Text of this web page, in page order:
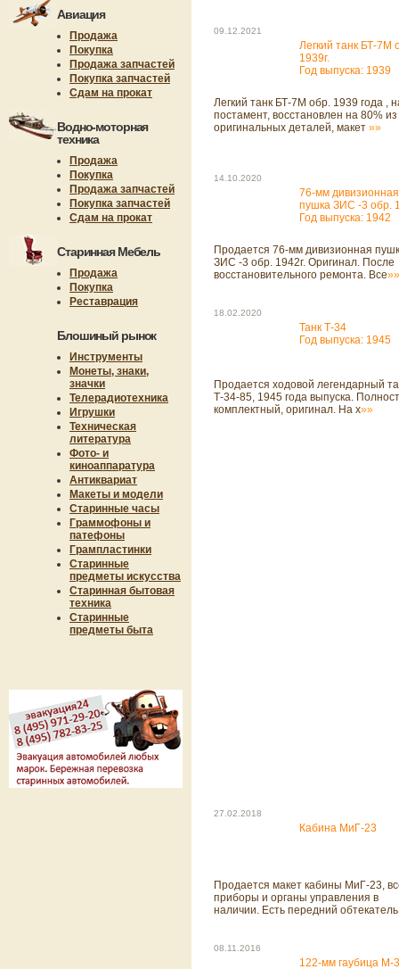
Авиация
Продажа
Покупка
Продажа запчастей
Покупка запчастей
Сдам на прокат
Водно-моторная
техника
Продажа
Покупка
Продажа запчастей
Покупка запчастей
Сдам на прокат
Старинная Мебель
Продажа
Покупка
Реставрация
Блошиный рынок
Инструменты
Монеты, знаки,
значки
Телерадиотехника
Игрушки
Техническая
литература
Фото- и
киноаппаратура
Антиквариат
Макеты и модели
Старинные часы
Граммофоны и
патефоны
Грампластинки
Старинные
предметы искусства
Старинная бытовая
техника
Старинные
предметы быта
09.12.2021
Легкий танк БТ-7М
1939г.
Год выпуска: 1939
Легкий танк БТ-7М обр. 1939 года ,
постамент, восстановлен на 80% из
оригинальных деталей, макет »»
14.10.2020
76-мм дивизионная
пушка ЗИС -3 обр.
Год выпуска: 1942
Продается 76-мм дивизионная
ЗИС -3 обр. 1942г. Оригинал. После
восстановительного ремонта. Все»»
18.02.2020
Танк Т-34
Год выпуска: 1945
Продается ходовой легендарный
Т-34-85, 1945 года выпуска.
комплектный, оригинал. На х»»
27.02.2018
Кабина МиГ-23
Продается макет кабины МиГ-23,
приборы и органы управления в
наличии. Есть передний
08.11.2016
122-мм гаубица М-